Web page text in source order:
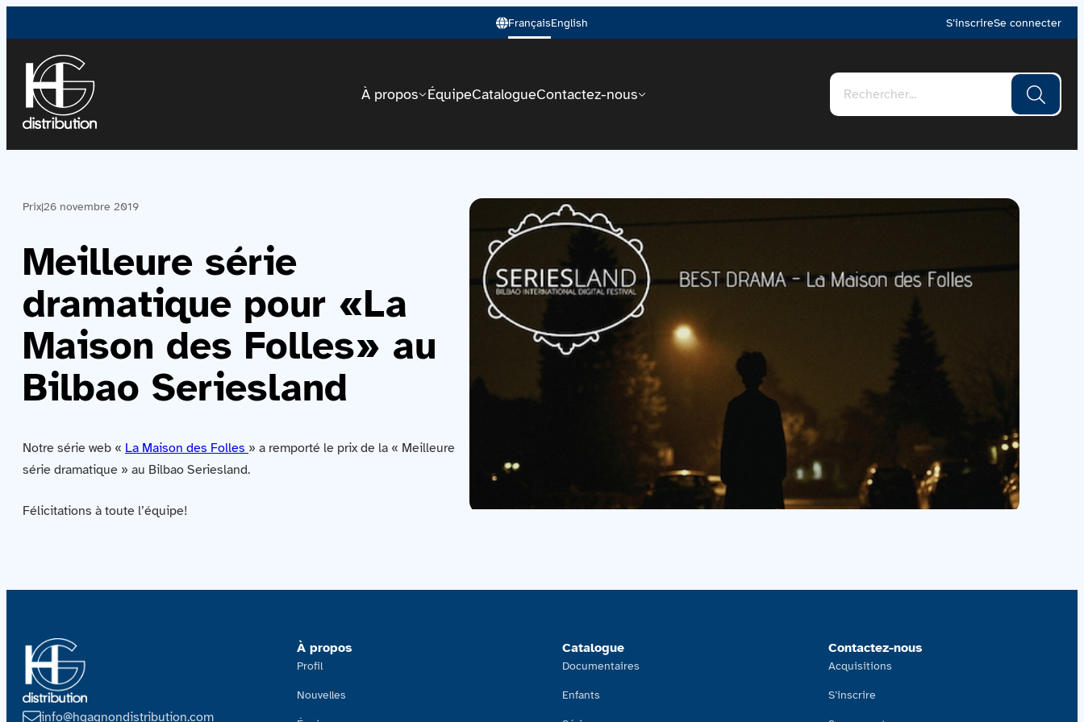
FrançaisEnglish S’inscrireSe connecter
À propos ÉquipeCatalogueContactez-nous
Prix|26 novembre 2019
Meilleure série
dramatique pour «La
Maison des Folles» au
Bilbao Seriesland
Notre série web « La Maison des Folles » a remporté le prix de la « Meilleure
série dramatique » au Bilbao Seriesland.
Félicitations à toute l’équipe!
info@hgagnondistribution.com
À propos
Profil
Nouvelles
Catalogue
Documentaires
Enfants
Contactez-nous
Acquisitions
S’inscrire